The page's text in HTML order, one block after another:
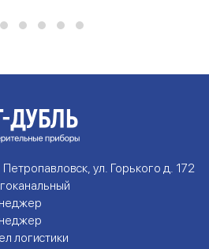
Петропавловск, ул. Горького д. 172
логистики